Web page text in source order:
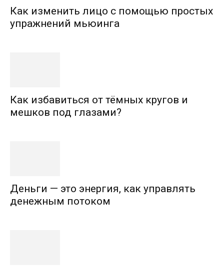
Как изменить лицо с помощью простых
упражнений мьюинга
Как избавиться от тёмных кругов и
мешков под глазами?
Деньги — это энергия, как управлять
денежным потоком